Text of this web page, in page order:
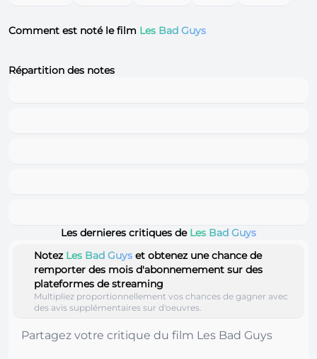
Comment est noté le film Les Bad Guys
Répartition des notes
Les dernieres critiques de Les Bad Guys
Notez Les Bad Guys et obtenez une chance de
remporter des mois d'abonnemement sur des
plateformes de streaming
Multipliez proportionnellement vos chances de gagner avec
des avis supplémentaires sur d'oeuvres.